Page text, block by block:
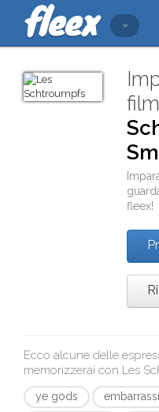
film
fleex!
Ecco alcune delle
memorizzerai con Les
ye gods